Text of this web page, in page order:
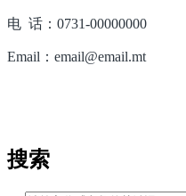
电 话：0731-00000000
Email：email@email.mt
搜索